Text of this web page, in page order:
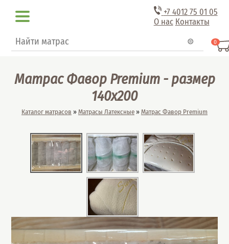
+7 401275 01 05
О нас Контакты
Форма поиска
Поиск 0
Матрас Фавор Premium - размер
140x200
Вы здесь
Каталог матрасов » Матрасы Латексные » Матрас Фавор Premium